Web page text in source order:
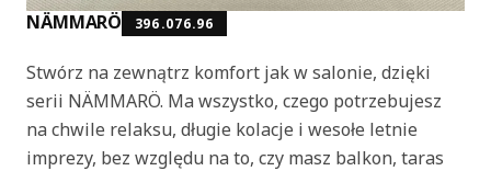
NÄMMARÖ 396.076.96
Stwórz na zewnątrz komfort jak w salonie, dzięki
serii NÄMMARÖ. Ma wszystko, czego potrzebujesz
na chwile relaksu, długie kolacje i wesołe letnie
imprezy, bez względu na to, czy masz balkon, taras